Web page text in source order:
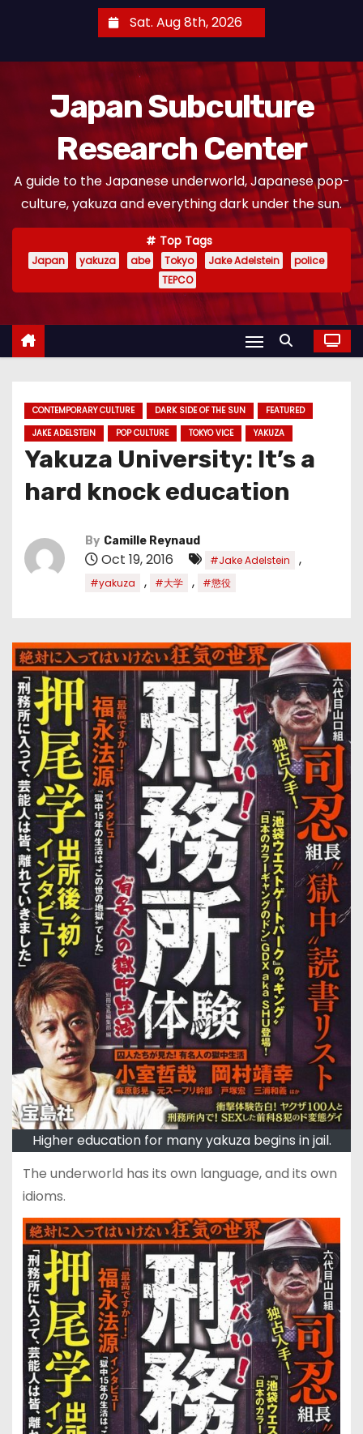
Sat. Aug 8th, 2026
Japan Subculture
Research Center
A guide to the Japanese underworld, Japanese pop-
culture, yakuza and everything dark under the sun.
Top Tags
Japan yakuza abe Tokyo Jake Adelstein
police
TEPCO
CONTEMPORARY CULTURE DARK SIDE OF THE SUN
FEATURED
JAKE ADELSTEIN
POP CULTURE TOKYO VICE YAKUZA
Yakuza University: It’s a
hard knock education
By Camille Reynaud
Oct 19, 2016 #Jake Adelstein ,
#yakuza , #大学 , #懲役
Higher education for many yakuza begins in jail.
The underworld has its own language, and its own
idioms.